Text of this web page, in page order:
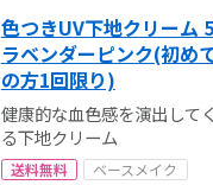
色つきUV下地クリーム
ラベンダーピンク(初め
の方1回限り)
健康的な血色感を演出して
る下地クリーム
送料無料 ベースメイク